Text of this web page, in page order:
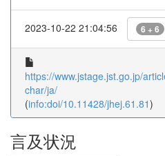
2023-10-22 21:04:56 6 + 6
https://www.jstage.jst.go.jp/
char/ja/
(info:doi/10.11428/jhej.61.81)
言及状況